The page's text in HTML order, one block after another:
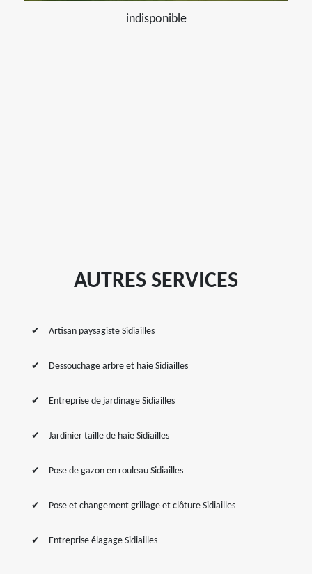
indisponible
AUTRES SERVICES
Artisan paysagiste Sidiailles
Dessouchage arbre et haie Sidiailles
Entreprise de jardinage Sidiailles
Jardinier taille de haie Sidiailles
Pose de gazon en rouleau Sidiailles
Pose et changement grillage et clôture Sidiailles
Entreprise élagage Sidiailles